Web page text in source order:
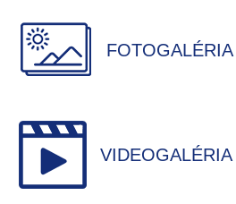
FOTOGALÉRIA
VIDEOGALÉRIA